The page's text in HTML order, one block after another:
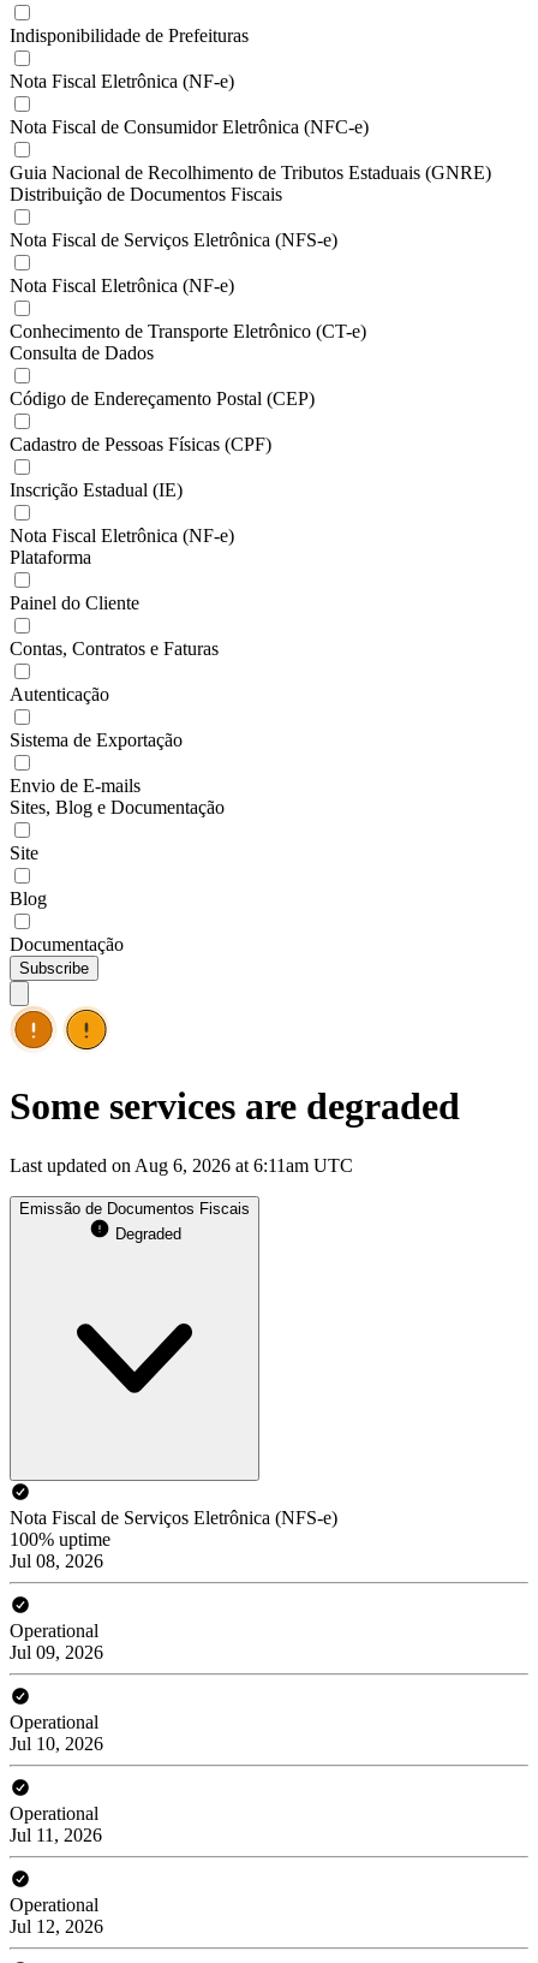
Indisponibilidade de Prefeituras
Nota Fiscal Eletrônica (NF-e)
Nota Fiscal de Consumidor Eletrônica (NFC-e)
Guia Nacional de Recolhimento de Tributos Estaduais (GNRE)
Distribuição de Documentos Fiscais
Nota Fiscal de Serviços Eletrônica (NFS-e)
Nota Fiscal Eletrônica (NF-e)
Conhecimento de Transporte Eletrônico (CT-e)
Consulta de Dados
Código de Endereçamento Postal (CEP)
Cadastro de Pessoas Físicas (CPF)
Inscrição Estadual (IE)
Nota Fiscal Eletrônica (NF-e)
Plataforma
Painel do Cliente
Contas, Contratos e Faturas
Autenticação
Sistema de Exportação
Envio de E-mails
Sites, Blog e Documentação
Site
Blog
Documentação
Subscribe
Some services are degraded
Last updated on Aug 6, 2026 at 6:11am UTC
Emissão de Documentos Fiscais
Degraded
Nota Fiscal de Serviços Eletrônica (NFS-e)
100% uptime
Jul 08, 2026
Operational
Jul 09, 2026
Operational
Jul 10, 2026
Operational
Jul 11, 2026
Operational
Jul 12, 2026